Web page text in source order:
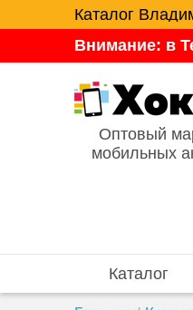
Каталог
Внимание: в
Оптовый
мобильных
Каталог